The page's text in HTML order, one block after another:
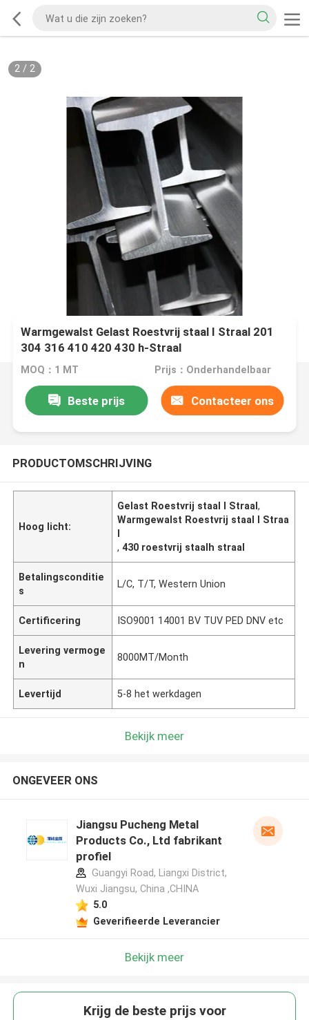
2/ 2
Warmgewalst Gelast Roestvrij staal I Straal 201
304 316 410 420 430 h-Straal
MOQ：1 MT Prijs：Onderhandelbaar
Beste prijs Contacteer ons
PRODUCTOMSCHRIJVING
Hoog licht:
Gelast Roestvrij staal I Straal,
Warmgewalst Roestvrij staal I Straa
l
,430 roestvrij staalh straal
Betalingsconditie
s
L/C, T/T, Western Union
Certificering ISO9001 14001 BV TUV PED DNV etc
Levering vermoge
n
8000MT/Month
Levertijd 5-8 het werkdagen
Bekijk meer
ONGEVEER ONS
Jiangsu Pucheng Metal
Products Co., Ltd fabrikant
profiel
Guangyi Road, Liangxi District,
Wuxi Jiangsu, China ,CHINA
5.0
Geverifieerde Leverancier
Bekijk meer
Krijg de beste prijs voor